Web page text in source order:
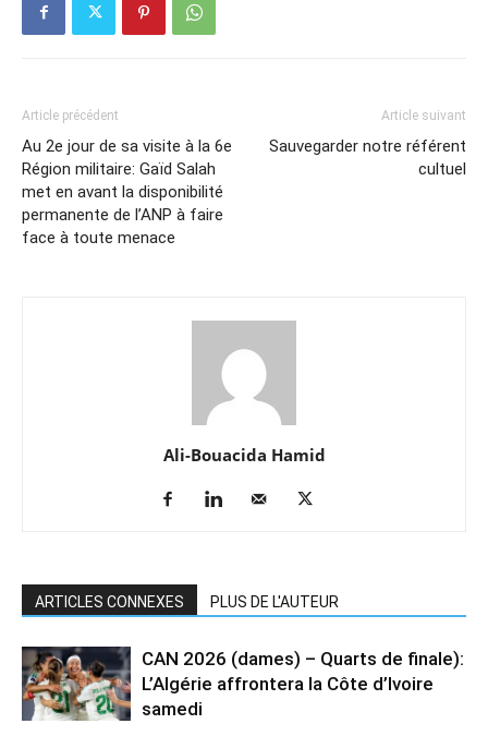
Article précédent
Au 2e jour de sa visite à la 6e
Région militaire: Gaïd Salah
met en avant la disponibilité
permanente de l’ANP à faire
face à toute menace
Article suivant
Sauvegarder notre référent
cultuel
Ali-Bouacida Hamid
ARTICLES CONNEXES PLUS DE L'AUTEUR
CAN 2026 (dames) – Quarts de finale):
L’Algérie affrontera la Côte d’Ivoire
samedi